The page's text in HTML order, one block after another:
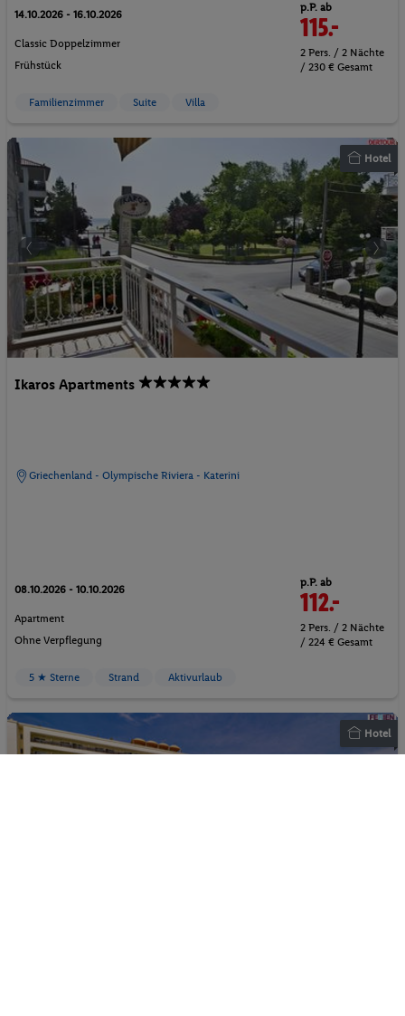
14.10.2026 - 16.10.2026
Classic Doppelzimmer
Frühstück
p.P. ab
115.-
2 Pers. / 2 Nächte
/ 230 € Gesamt
Familienzimmer Suite Villa
Hotel
Ikaros Apartments
Griechenland - Olympische Riviera - Katerini
08.10.2026 - 10.10.2026
Apartment
Ohne Verpflegung
p.P. ab
112.-
2 Pers. / 2 Nächte
/ 224 € Gesamt
5 ★ Sterne Strand Aktivurlaub
Hotel